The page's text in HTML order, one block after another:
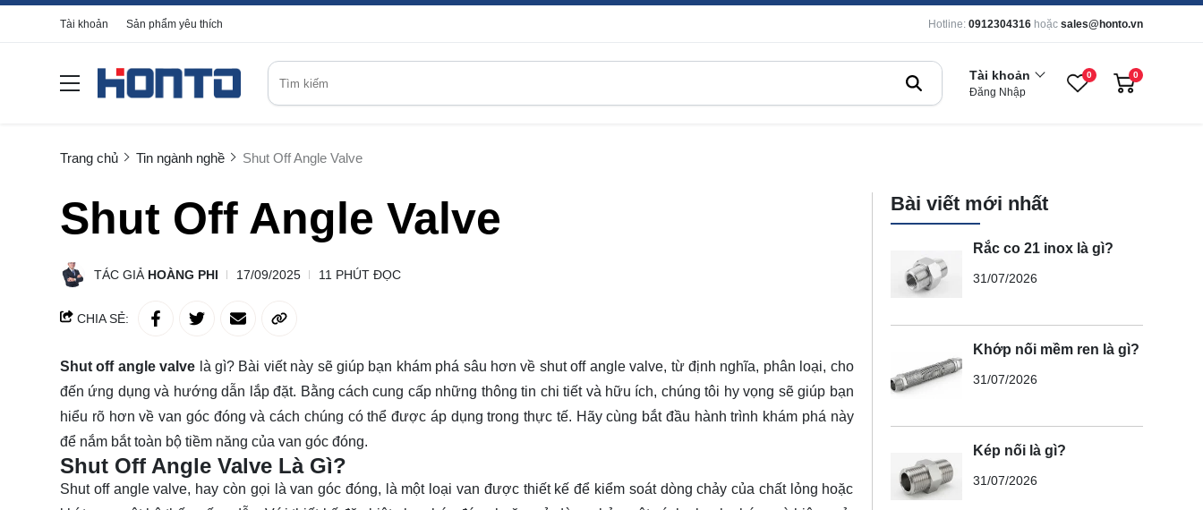
Tài khoản Sản phẩm yêu thích Hotline: 0912304316 hoặc sales@honto.vn
Tài khoản
Đăng Nhập
0 0
Trang chủ Tin ngành nghề Shut Off Angle Valve
Shut Off Angle Valve
TÁC GIẢ HOÀNG PHI 17/09/2025 11 PHÚT ĐỌC
CHIA SẺ:
Shut off angle valve là gì? Bài viết này sẽ giúp bạn khám phá sâu hơn về shut off angle valve, từ định nghĩa, phân loại, cho
đến ứng dụng và hướng dẫn lắp đặt. Bằng cách cung cấp những thông tin chi tiết và hữu ích, chúng tôi hy vọng sẽ giúp bạn
hiểu rõ hơn về van góc đóng và cách chúng có thể được áp dụng trong thực tế. Hãy cùng bắt đầu hành trình khám phá này
để nắm bắt toàn bộ tiềm năng của van góc đóng.
Shut Off Angle Valve Là Gì?
Shut off angle valve, hay còn gọi là van góc đóng, là một loại van được thiết kế để kiểm soát dòng chảy của chất lỏng hoặc
Bài viết mới nhất
Rắc co 21 inox là gì?
31/07/2026
Khớp nối mềm ren là gì?
31/07/2026
Kép nối là gì?
31/07/2026